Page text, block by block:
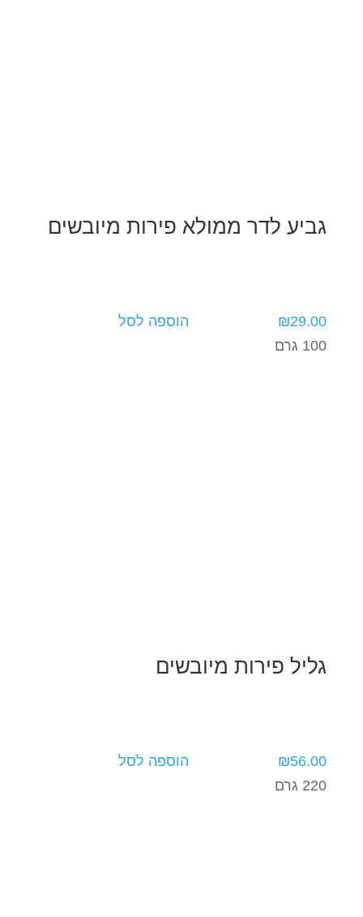
גביע לדר ממולא פירות מיובשים
₪29.00
הוספה לסל
100 גרם
גליל פירות מיובשים
₪56.00
הוספה לסל
220 גרם